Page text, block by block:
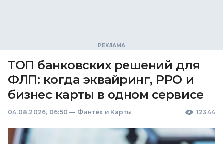
ТОП банковских решений для
ФЛП: когда эквайринг, РРО и
бизнес карты в одном сервисе
04.08.2026, 06:50 — Финтех и Карты 12344